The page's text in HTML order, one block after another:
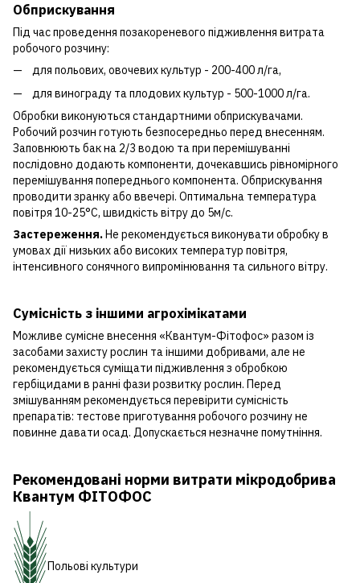
Обприскування
Під час проведення позакореневого підживлення витрата
робочого розчину:
для польових, овочевих культур - 200-400 л/га,
для винограду та плодових культур - 500-1000 л/га.
Обробки виконуються стандартними обприскувачами.
Робочий розчин готують безпосередньо перед внесенням.
Заповнюють бак на 2/3 водою та при перемішуванні
послідовно додають компоненти, дочекавшись рівномірного
перемішування попереднього компонента. Обприскування
проводити зранку або ввечері. Оптимальна температура
повітря 10-25°С, швидкість вітру до 5м/с.
Застереження.Не рекомендується виконувати обробку в
умовах дії низьких або високих температур повітря,
інтенсивного сонячного випромінювання та сильного вітру.
Сумісність з іншими агрохімікатами
Можливе сумісне внесення «Квантум-Фітофос» разом із
засобами захисту рослин та іншими добривами, але не
рекомендується суміщати підживлення з обробкою
гербіцидами в ранні фази розвитку рослин. Перед
змішуванням рекомендується перевірити сумісність
препаратів: тестове приготування робочого розчину не
повинне давати осад. Допускається незначне помутніння.
Рекомендовані норми витрати мікродобрива
Квантум ФІТОФОС
Польові культури